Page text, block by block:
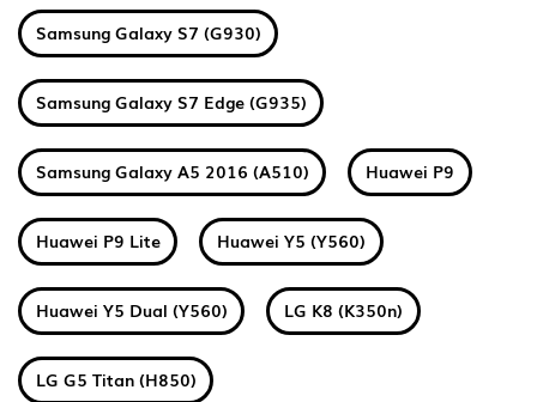
Samsung Galaxy S7 (G930)
Samsung Galaxy S7 Edge (G935)
Samsung Galaxy A5 2016 (A510) Huawei P9
Huawei P9 Lite Huawei Y5 (Y560)
Huawei Y5 Dual (Y560) LG K8 (K350n)
LG G5 Titan (H850)